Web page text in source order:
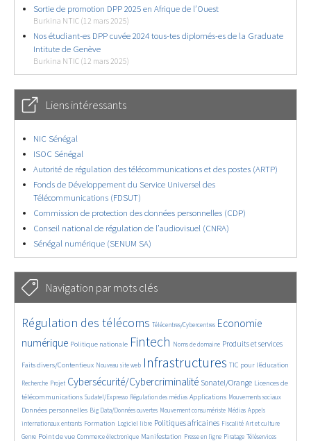
Sortie de promotion DPP 2025 en Afrique de l’Ouest
Burkina NTIC (12 mars 2025)
Nos étudiant-es DPP cuvée 2024 tous-tes diplomés-es de la Graduate
Intitute de Genève
Burkina NTIC (12 mars 2025)
Liens intéressants
NIC Sénégal
ISOC Sénégal
Autorité de régulation des télécommunications et des postes (ARTP)
Fonds de Développement du Service Universel des
Télécommunications (FDSUT)
Commission de protection des données personnelles (CDP)
Conseil national de régulation de l’audiovisuel (CNRA)
Sénégal numérique (SENUM SA)
Navigation par mots clés
4602/5650
Régulation des télécoms
373/5650 Télécentres/Cybercentres
3668/5650
Economie
numérique
1843/5650 Politique nationale
5226/5650 Fintech
673/5650 Noms de domaine
2372/5650 Produits et services
1582/5650
Faits divers/Contentieux Nouveau site web Infrastructures TIC pour l’éducation
Recherche
246/5650Projet
3564/5650 Cybersécurité/Cybercriminalité
2319/5650 Sonatel/Orange
1626/5650
Licences de
télécommunications
279/5650 Sudatel/Expresso
1033/5650 Régulation des médias
1520/5650 Applications
1151/5650 Mouvements sociaux
1660/5650
Données personnelles
140/5650 Big Data/Données ouvertes
612/5650 Mouvement consumériste
375/5650 Médias
670/5650
Appels
internationaux entrants
1731/5650 Formation
94/5650 Logiciel libre
2415/5650 Politiques africaines
1070/5650 Fiscalité
173/5650 Art et culture
586/5650
Genre
1842/5650Point de vue
1040/5650 Commerce électronique
1519/5650 Manifestation
334/5650 Presse en ligne
127/5650 Piratage
204/5650 Téléservices
1170/5650